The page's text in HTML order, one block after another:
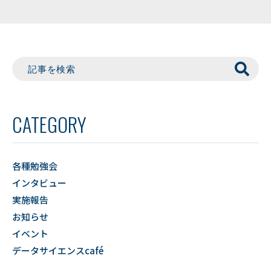
CATEGORY
各種勉強会
インタビュー
実施報告
お知らせ
イベント
データサイエンスcafé